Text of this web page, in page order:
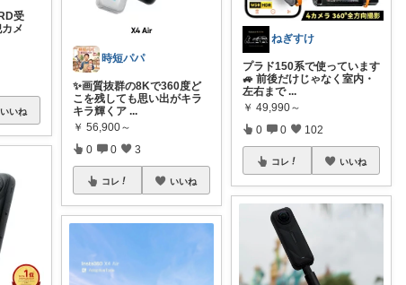
受
メ
いいね
時短パパ
✨画質抜群の8Kで360度ど
こを残しても思い出がキラ
キラ輝くア ...
￥ 56,900～
0 0 3
コレ いいね
ねぎすけ
プラド150系で使っています
🚙 前後だけじゃなく室内・
左右まで ...
￥ 49,990～
0 0 102
コレ いいね